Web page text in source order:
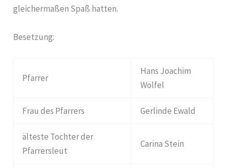
gleichermaßen Spaß hatten.
Besetzung:
Pfarrer
Hans Joachim
Wölfel
Frau des Pfarrers Gerlinde Ewald
älteste Tochter der
Pfarrersleut
Carina Stein